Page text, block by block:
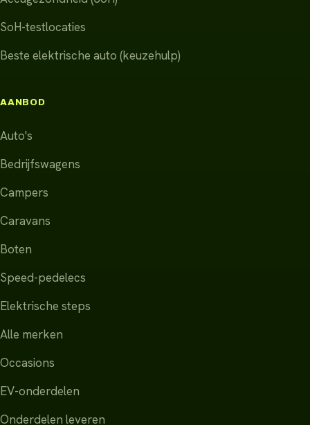
SoH-testlocaties
Beste elektrische auto (keuzehulp)
AANBOD
Auto's
Bedrijfswagens
Campers
Caravans
Boten
Speed-pedelecs
Elektrische steps
Alle merken
Occasions
EV-onderdelen
Onderdelen leveren